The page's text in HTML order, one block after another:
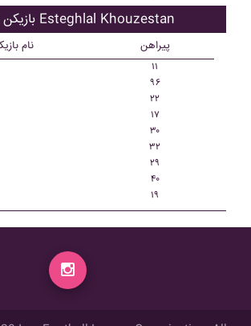
بازیکن ذحیره Esteghlal Khouzestan
نام پیراهن
۱۱
۹۶
۲۲
۱۷
۳۰
۳۲
۲۹
۴۰
۱۹